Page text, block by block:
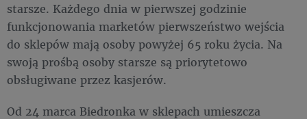
starsze. Każdego dnia w pierwszej godzinie
funkcjonowania marketów pierwszeństwo wejścia
do sklepów mają osoby powyżej 65 roku życia. Na
swoją prośbą osoby starsze są priorytetowo
obsługiwane przez kasjerów.
Od 24 marca Biedronka w sklepach umieszcza